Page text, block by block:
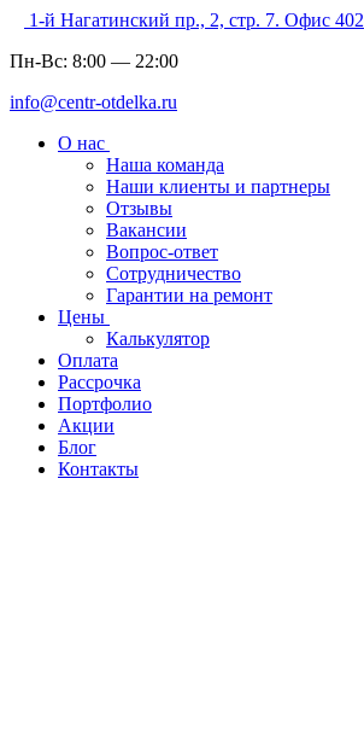
1-й Нагатинский пр., 2, стр. 7. Офис 402
Пн-Вс: 8:00 — 22:00
info@centr-otdelka.ru
О нас
Наша команда
Наши клиенты и партнеры
Отзывы
Вакансии
Вопрос-ответ
Сотрудничество
Гарантии на ремонт
Цены
Калькулятор
Оплата
Рассрочка
Портфолио
Акции
Блог
Контакты